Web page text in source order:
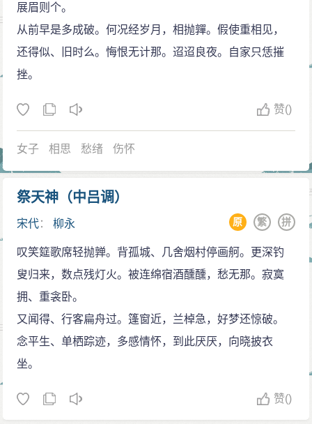
试，再度落第。同时，与相好歌女虫娘关系出现裂痕，
柳永作词《征部乐·雅欢幽会》，抒发失意兼失恋的苦闷
情绪。
天禧二年（1018年），长兄柳三复进士及第，柳永
第三次落榜。
天圣二年（1024年），柳永第四次落第，愤而离开
京师，与情人（或为虫娘）离别，作著名的《雨霖铃·寒
蝉凄切》，由水路南下，填词为生，词名日隆。因漂泊
日久，身心疲惫，柳永作《轮台子·一枕清宵好梦》，追
少”。
天圣七年（1029年），柳永返回京师，汴京繁华依
旧，但故交零落，物是人非，触目伤怀，柳永又离开京
都，前往西北。
明道年间（1032—1033年），柳永漫游渭南，作
《八声甘州·对潇潇暮雨洒江天》；不久，至成都，时田
况知益州，锦里风流、蚕市繁华，柳永作词以赠。出成
都后，柳永又沿长江向东，过湖南、抵鄂州。
展眉则个。
从前早是多成破。何况经岁月，相抛嚲。假使重相见，
还得似、旧时么。悔恨无计那。迢迢良夜。自家只恁摧
挫。
赞()
女子 相思 愁绪 伤怀
祭天神（中吕调）
宋代：柳永 拼
繁
原
叹笑筵歌席轻抛亸。背孤城、几舍烟村停画舸。更深钓
叟归来，数点残灯火。被连绵宿酒醺醺，愁无那。寂寞
拥、重衾卧。
又闻得、行客扁舟过。篷窗近，兰棹急，好梦还惊破。
念平生、单栖踪迹，多感情怀，到此厌厌，向晓披衣
坐。
赞()